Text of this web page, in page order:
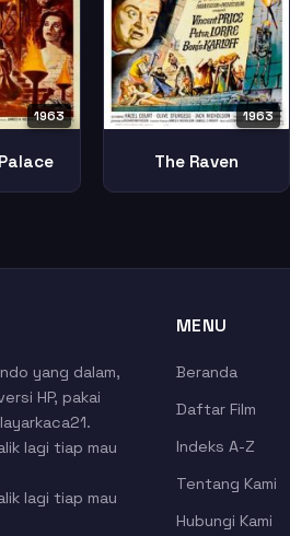
1963 1963
The Raven
yang dalam,
HP, pakai
lagi tiap mau
lagi tiap mau
MENU
Beranda
Daftar Film
Indeks A-Z
Tentang Kami
Hubungi Kami